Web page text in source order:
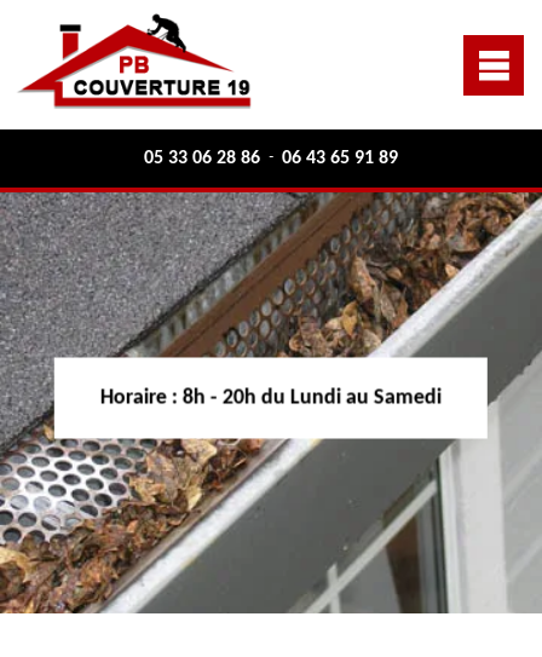
05 33 06 28 86 - 06 43 65 91 89
Horaire : 8h - 20h du Lundi au Samedi